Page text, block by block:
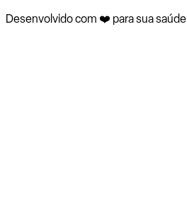
Desenvolvido com ❤️ para sua saúde